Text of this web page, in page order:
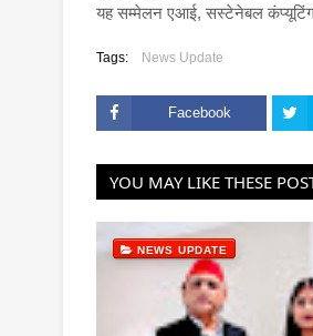
यह सम्मेलन एआई, सस्टेनेबल कंप्यूटिंग
Tags: News Update
Facebook
YOU MAY LIKE THESE
NEWS UPDATE